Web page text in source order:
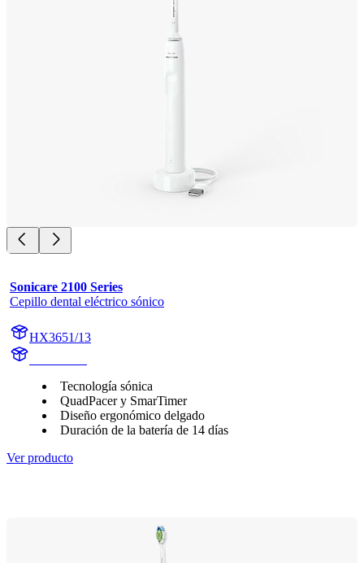
Sonicare 2100 Series
Cepillo dental eléctrico sónico
HX3651/13
Tecnología sónica
QuadPacer y SmarTimer
Diseño ergonómico delgado
Duración de la batería de 14 días
Ver producto